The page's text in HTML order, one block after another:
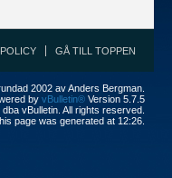
GÅ TILL TOPPEN
2002 av Anders Bergman.
by vBulletin® Version 5.7.5
vBulletin. All rights reserved.
page was generated at 12:26.